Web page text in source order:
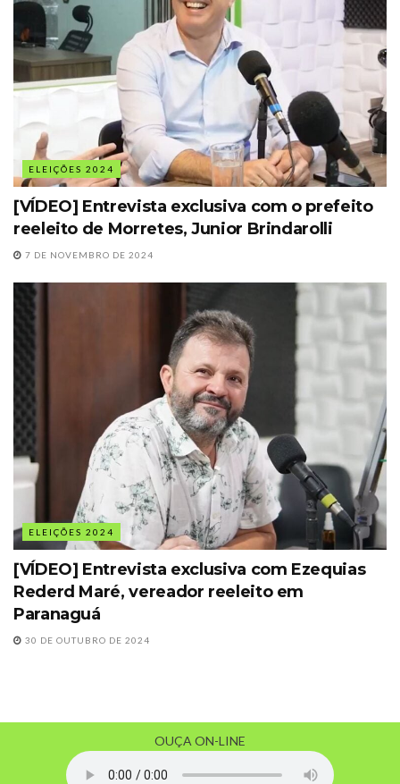
ELEIÇÕES 2024
[VÍDEO] Entrevista exclusiva com o prefeito
reeleito de Morretes, Junior Brindarolli
7 DE NOVEMBRO DE 2024
ELEIÇÕES 2024
[VÍDEO] Entrevista exclusiva com Ezequias
Rederd Maré, vereador reeleito em
Paranaguá
30 DE OUTUBRO DE 2024
OUÇA ON-LINE